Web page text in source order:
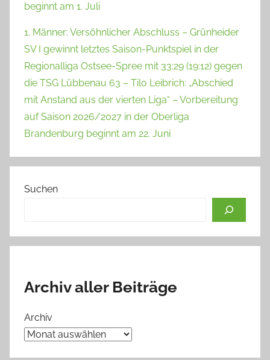
beginnt am 1. Juli
1. Männer: Versöhnlicher Abschluss – Grünheider
SV I gewinnt letztes Saison-Punktspiel in der
Regionalliga Ostsee-Spree mit 33:29 (19:12) gegen
die TSG Lübbenau 63 – Tilo Leibrich: „Abschied
mit Anstand aus der vierten Liga“ – Vorbereitung
auf Saison 2026/2027 in der Oberliga
Brandenburg beginnt am 22. Juni
Suchen
Archiv aller Beiträge
Archiv